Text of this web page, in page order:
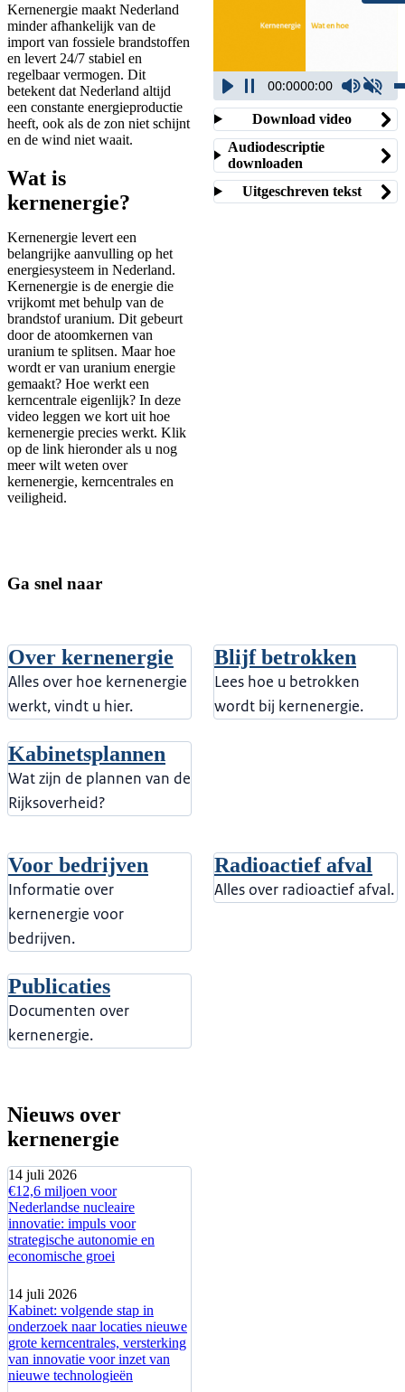
vormt een belangrijke
aanvulling met een
capaciteit van 3,5 tot 7
gigawatt (GW) in 2050.
Kernenergie maakt Nederland
minder afhankelijk van de
import van fossiele brandstoffen
en levert 24/7 stabiel en
regelbaar vermogen. Dit
betekent dat Nederland altijd
een constante energieproductie
heeft, ook als de zon niet schijnt
en de wind niet waait.
Wat is
kernenergie?
Kernenergie levert een
belangrijke aanvulling op het
energiesysteem in Nederland.
Kernenergie is de energie die
vrijkomt met behulp van de
brandstof uranium. Dit gebeurt
door de atoomkernen van
uranium te splitsen. Maar hoe
wordt er van uranium energie
gemaakt? Hoe werkt een
kerncentrale eigenlijk? In deze
video leggen we kort uit hoe
kernenergie precies werkt. Klik
op de link hieronder als u nog
meer wilt weten over
kernenergie, kerncentrales en
veiligheid.
00:0000:00
Download video
Audiodescriptie
downloaden
Uitgeschreven tekst
Ga snel naar
Over kernenergie
Alles over hoe kernenergie
werkt, vindt u hier.
Blijf betrokken
Lees hoe u betrokken
wordt bij kernenergie.
Kabinetsplannen
Wat zijn de plannen van de
Rijksoverheid?
Voor bedrijven
Informatie over
kernenergie voor
bedrijven.
Radioactief afval
Alles over radioactief afval.
Publicaties
Documenten over
kernenergie.
Nieuws over
kernenergie
14 juli 2026
€12,6 miljoen voor
Nederlandse nucleaire
innovatie: impuls voor
strategische autonomie en
economische groei
14 juli 2026
Kabinet: volgende stap in
onderzoek naar locaties nieuwe
grote kerncentrales, versterking
van innovatie voor inzet van
nieuwe technologieën